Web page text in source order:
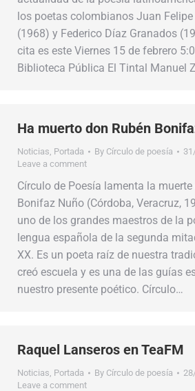
los poetas colombianos Juan Felipe
(1968) y Federico Díaz Granados
cita es este Viernes 15 de febrero
Biblioteca Pública El Tintal Manuel
Ha muerto don Rubén
Noticias, Portada By Círculo de poesía
Leave a comment
Círculo de Poesía lamenta la muerte
Bonifaz Nuño (Córdoba, Veracruz,
uno de los grandes maestros de la
lengua española de la segunda
XX. Es un poeta raíz de nuestra
creó escuela y es una de las guías
nuestro presente poético. Círculo…
Raquel Lanseros en TeaFM
Noticias, Portada By Círculo de poesía
Leave a comment